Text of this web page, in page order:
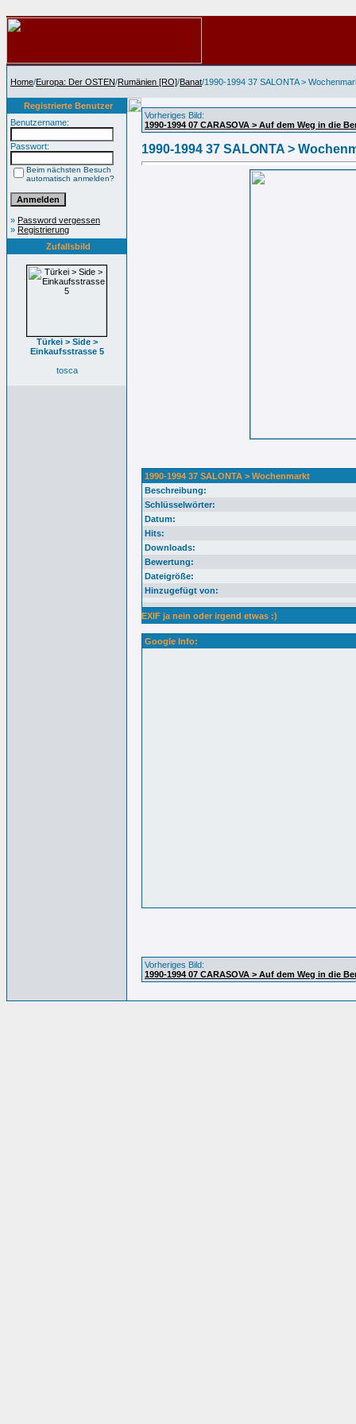
Home/Europa: Der OSTEN/Rumänien [RO]/Banat/1990-1994 37 SALONTA >
Registrierte Benutzer
Benutzername:
Passwort:
Beim nächsten Besuch
automatisch anmelden?
» Password vergessen
» Registrierung
Zufallsbild
Türkei > Side >
Einkaufsstrasse 5
tosca
Vorheriges Bild:
1990-1994 07 CARASOVA > Auf dem Weg in die
1990-1994 37 SALONTA >
1990-1994 37 SALONTA > Wochenmarkt
Beschreibung:
Schlüsselwörter:
Datum:
Hits:
Downloads:
Bewertung:
Dateigröße:
Hinzugefügt von:
EXIF ja nein oder irgend etwas :)
Google Info:
Vorheriges Bild:
1990-1994 07 CARASOVA > Auf dem Weg in die